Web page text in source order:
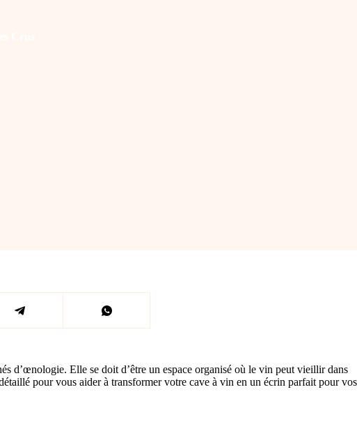
d’œnologie. Elle se doit d’être un espace organisé où le vin peut vieillir dans
pour vous aider à transformer votre cave à vin en un écrin parfait pour vos